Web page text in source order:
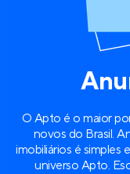
O Apto é o maior
novos do Brasil.
imobiliários é simples
universo Apto.